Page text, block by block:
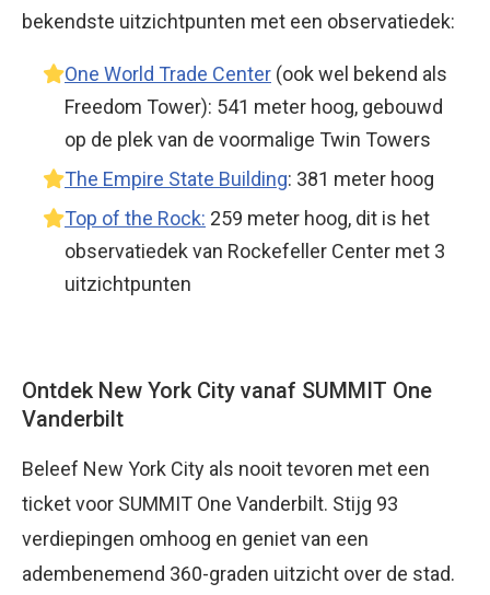
bekendste uitzichtpunten met een observatiedek:
One World Trade Center (ook wel bekend als
Freedom Tower): 541 meter hoog, gebouwd
op de plek van de voormalige Twin Towers
The Empire State Building: 381 meter hoog
Top of the Rock: 259 meter hoog, dit is het
observatiedek van Rockefeller Center met 3
uitzichtpunten
Ontdek New York City vanaf SUMMIT One
Vanderbilt
Beleef New York City als nooit tevoren met een
ticket voor SUMMIT One Vanderbilt. Stijg 93
verdiepingen omhoog en geniet van een
adembenemend 360-graden uitzicht over de stad.